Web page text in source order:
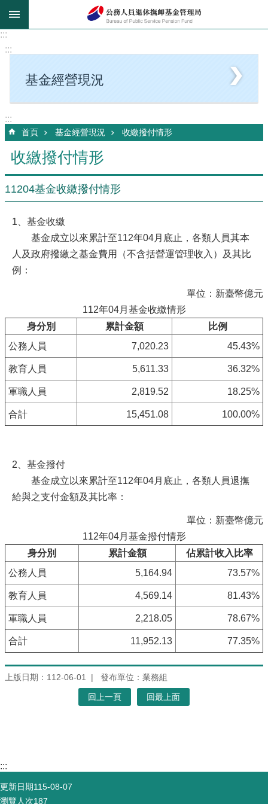
跳到主要內容區塊
:::
:::
基金經營現況
:::
首頁 基金經營現況 收繳撥付情形
收繳撥付情形
11204基金收繳撥付情形
1、基金收繳
基金成立以來累計至112年04月底止，各類人員其本
人及政府撥繳之基金費用（不含括營運管理收入）及其比
例：
單位：新臺幣億元
112年04月基金收繳情形
身分別
累計金額
比例
公務人員
7,020.23 45.43%
教育人員 5,611.33 36.32%
軍職人員 2,819.52 18.25%
合計 15,451.08 100.00%
2、基金撥付
基金成立以來累計至112年04月底止，各類人員退撫
給與之支付金額及其比率：
單位：新臺幣億元
112年04月基金撥付情形
身分別
累計金額
佔累計收入比率
公務人員
5,164.94 73.57%
教育人員 4,569.14 81.43%
軍職人員 2,218.05 78.67%
合計 11,952.13 77.35%
上版日期：112-06-01 發布單位：業務組
回上一頁 回最上面
:::
更新日期115-08-07
瀏覽人次187